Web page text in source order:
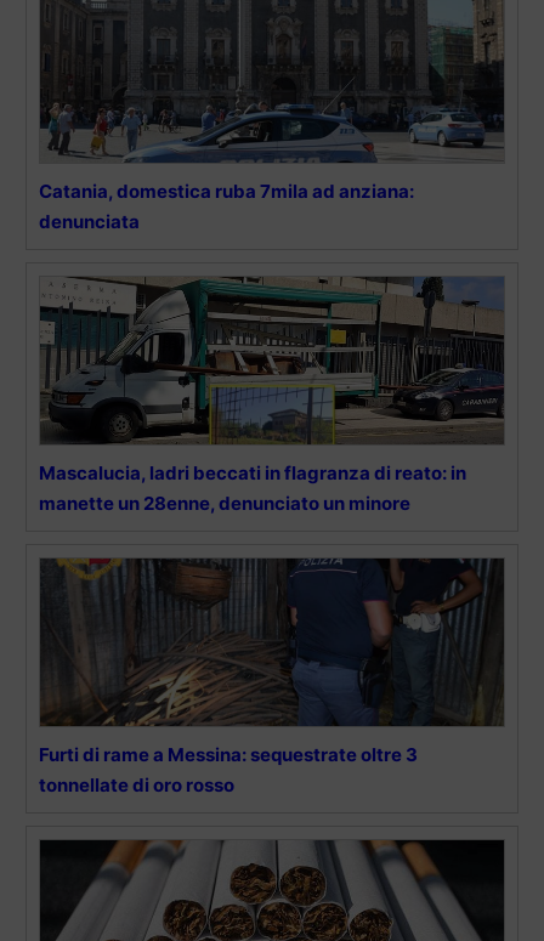
Catania, domestica ruba 7mila ad anziana:
denunciata
Mascalucia, ladri beccati in flagranza di reato: in
manette un 28enne, denunciato un minore
Furti di rame a Messina: sequestrate oltre 3
tonnellate di oro rosso